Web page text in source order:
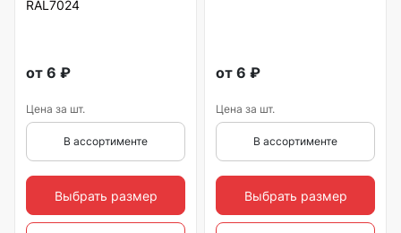
RAL7024
от 6 ₽
Цена за шт.
В ассортименте
Выбрать размер
от 6 ₽
Цена за шт.
В ассортименте
Выбрать размер